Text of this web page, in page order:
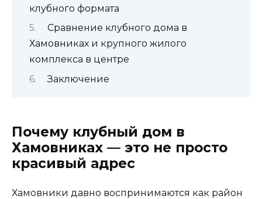
клубного формата
Сравнение клубного дома в
Хамовниках и крупного жилого
комплекса в центре
Заключение
Почему клубный дом в
Хамовниках — это не просто
красивый адрес
Хамовники давно воспринимаются как район